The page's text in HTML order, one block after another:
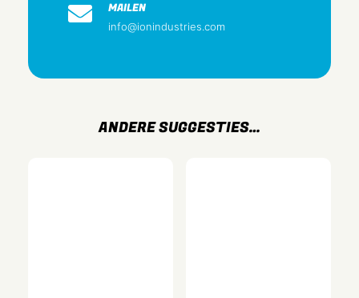
Thermoplast
Antibacteriële behandeling
Oppervlaktebescherming
MAILEN
info@ionindustries.com
ANDERE SUGGESTIES…